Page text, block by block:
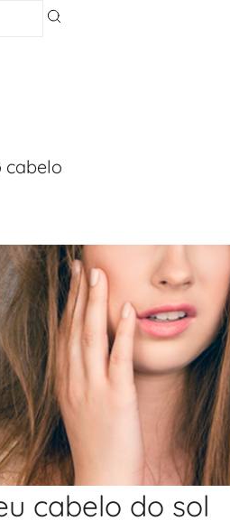
cabelo
cabelo do sol